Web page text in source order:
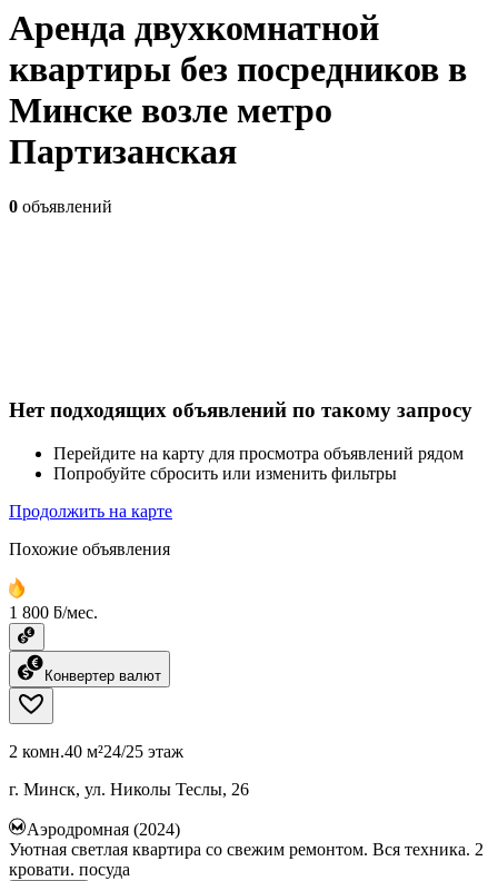
Аренда двухкомнатной
квартиры без посредников в
Минске возле метро
Партизанская
0 объявлений
Нет подходящих объявлений по такому запросу
Перейдите на карту для просмотра объявлений рядом
Попробуйте сбросить или изменить фильтры
Продолжить на карте
Похожие объявления
1 800 ƃ/мес.
Конвертер валют
2 комн.40 м²24/25 этаж
г. Минск, ул. Николы Теслы, 26
Аэродромная (2024)
Уютная светлая квартира со свежим ремонтом. Вся техника. 2
кровати. посуда